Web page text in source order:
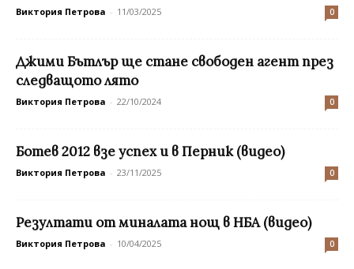
Виктория Петрова - 11/03/2025 0
Джими Бътлър ще стане свободен агент през
следващото лято
Виктория Петрова - 22/10/2024 0
Ботев 2012 взе успех и в Перник (видео)
Виктория Петрова - 23/11/2025 0
Резултати от миналата нощ в НБА (видео)
Виктория Петрова - 10/04/2025 0